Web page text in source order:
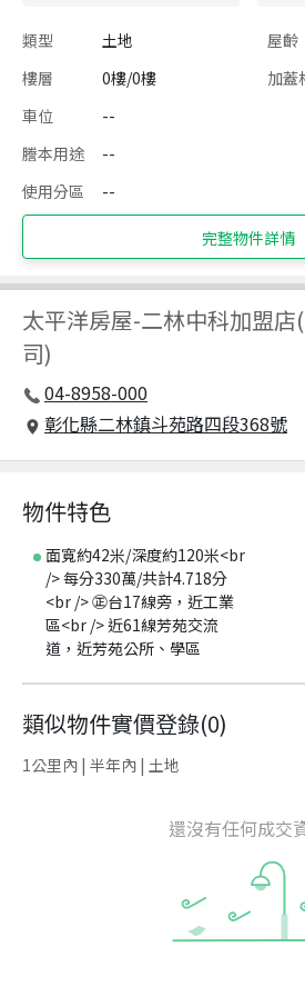
類型 土地 屋齡
樓層
0樓/0樓 加蓋
車位
--
謄本用途
--
使用分區
--
完整物件詳情
太平洋房屋-二林中科加盟
司)
04-8958-000
彰化縣二林鎮斗苑路四段368號
物件特色
面寬約42米/深度約120米<br
/> 每分330萬/共計4.718分
<br /> ㊣台17線旁，近工業
區<br /> 近61線芳苑交流
道，近芳苑公所、學區
類似物件實價登錄(0)
1公里內 | 半年內 | 土地
還沒有任何成交